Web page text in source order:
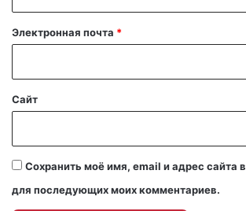
й
Электронная почта *
Сайт
Сохранить моё имя, email и адрес сайта
для последующих моих комментариев.